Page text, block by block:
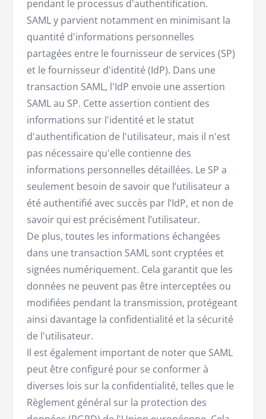
pendant le processus d'authentification.
SAML y parvient notamment en minimisant la
quantité d'informations personnelles
partagées entre le fournisseur de services (SP)
et le fournisseur d'identité (IdP). Dans une
transaction SAML, l'IdP envoie une assertion
SAML au SP. Cette assertion contient des
informations sur l'identité et le statut
d'authentification de l'utilisateur, mais il n'est
pas nécessaire qu'elle contienne des
informations personnelles détaillées. Le SP a
seulement besoin de savoir que l’utilisateur a
été authentifié avec succès par l’IdP, et non de
savoir qui est précisément l’utilisateur.
De plus, toutes les informations échangées
dans une transaction SAML sont cryptées et
signées numériquement. Cela garantit que les
données ne peuvent pas être interceptées ou
modifiées pendant la transmission, protégeant
ainsi davantage la confidentialité et la sécurité
de l'utilisateur.
Il est également important de noter que SAML
peut être configuré pour se conformer à
diverses lois sur la confidentialité, telles que le
Règlement général sur la protection des